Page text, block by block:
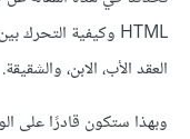
العقد الأب، الابن، والشقيقة.